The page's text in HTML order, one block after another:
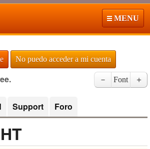
MENU
No puedo acceder a mi cuenta
－ Font ＋
Support Foro